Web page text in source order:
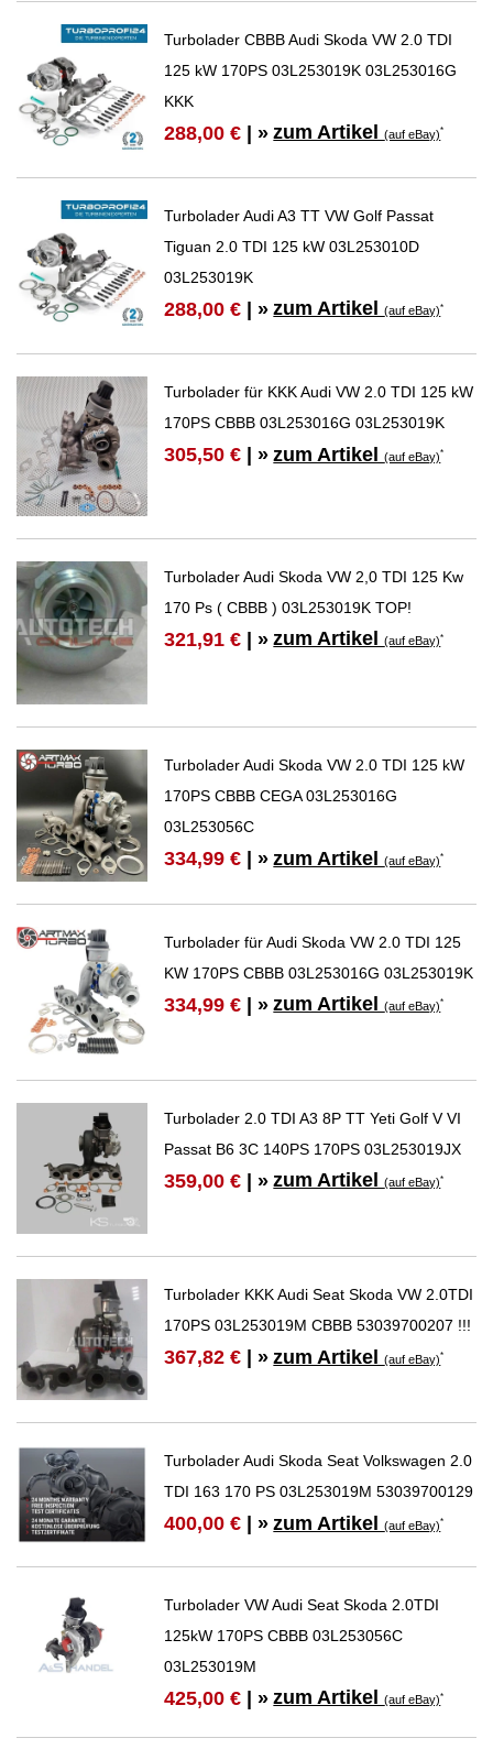
Turbolader CBBB Audi Skoda VW 2.0 TDI
125 kW 170PS 03L253019K 03L253016G
KKK
288,00 € | » zum Artikel(auf eBay)*
Turbolader Audi A3 TT VW Golf Passat
Tiguan 2.0 TDI 125 kW 03L253010D
03L253019K
288,00 € | » zum Artikel(auf eBay)*
Turbolader für KKK Audi VW 2.0 TDI 125 kW
170PS CBBB 03L253016G 03L253019K
305,50 € | » zum Artikel(auf eBay)*
Turbolader Audi Skoda VW 2,0 TDI 125 Kw
170 Ps ( CBBB ) 03L253019K TOP!
321,91 € | » zum Artikel(auf eBay)*
Turbolader Audi Skoda VW 2.0 TDI 125 kW
170PS CBBB CEGA 03L253016G
03L253056C
334,99 € | » zum Artikel(auf eBay)*
Turbolader für Audi Skoda VW 2.0 TDI 125
KW 170PS CBBB 03L253016G 03L253019K
334,99 € | » zum Artikel(auf eBay)*
Turbolader 2.0 TDI A3 8P TT Yeti Golf V VI
Passat B6 3C 140PS 170PS 03L253019JX
359,00 € | » zum Artikel(auf eBay)*
Turbolader KKK Audi Seat Skoda VW 2.0TDI
170PS 03L253019M CBBB 53039700207 !!!
367,82 € | » zum Artikel(auf eBay)*
Turbolader Audi Skoda Seat Volkswagen 2.0
TDI 163 170 PS 03L253019M 53039700129
400,00 € | » zum Artikel(auf eBay)*
Turbolader VW Audi Seat Skoda 2.0TDI
125kW 170PS CBBB 03L253056C
03L253019M
425,00 € | » zum Artikel(auf eBay)*